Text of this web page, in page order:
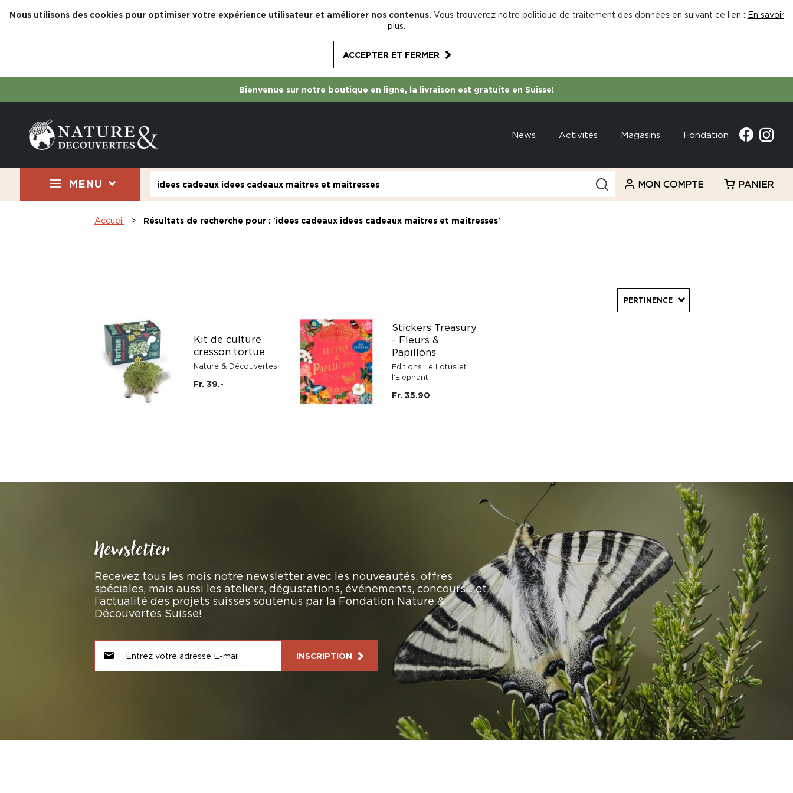
Nous utilisons des cookies pour optimiser votre expérience utilisateur et améliorer nos contenus. Vous trouverez notre politique de traitement des données en suivant ce lien : En savoir
plus
ACCEPTER ET FERMER
Bienvenue sur notre boutique en ligne, la livraison est gratuite en Suisse!
News Activités Magasins Fondation
MENU MON COMPTE PANIER
Accueil Résultats de recherche pour : 'idees cadeaux idees cadeaux maitres et maitresses'
PERTINENCE
Kit de culture
cresson tortue
Nature & Découvertes
Fr. 39.-
Stickers Treasury
- Fleurs &
Papillons
Editions Le Lotus et
l'Elephant
Fr. 35.90
Newsletter
Recevez tous les mois notre newsletter avec les nouveautés, offres
spéciales, mais aussi les ateliers, dégustations, événements, concours… et
l’actualité des projets suisses soutenus par la Fondation Nature &
Découvertes Suisse!
INSCRIPTION